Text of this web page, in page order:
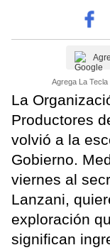
Agrega La
La
Productores
volvió a la
Gobierno.
viernes al
Lanzani,
exploración
significan